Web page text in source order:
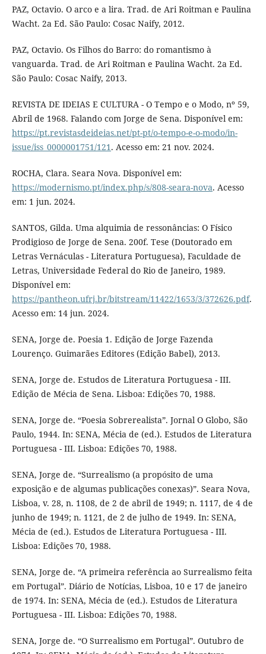
PAZ, Octavio. O arco e a lira. Trad. de Ari Roitman e Paulina
Wacht. 2a Ed. São Paulo: Cosac Naify, 2012.
PAZ, Octavio. Os Filhos do Barro: do romantismo à
vanguarda. Trad. de Ari Roitman e Paulina Wacht. 2a Ed.
São Paulo: Cosac Naify, 2013.
REVISTA DE IDEIAS E CULTURA - O Tempo e o Modo, nº 59,
Abril de 1968. Falando com Jorge de Sena. Disponível em:
https://pt.revistasdeideias.net/pt-pt/o-tempo-e-o-modo/in-
issue/iss_0000001751/121. Acesso em: 21 nov. 2024.
ROCHA, Clara. Seara Nova. Disponível em:
https://modernismo.pt/index.php/s/808-seara-nova. Acesso
em: 1 jun. 2024.
SANTOS, Gilda. Uma alquimia de ressonâncias: O Físico
Prodigioso de Jorge de Sena. 200f. Tese (Doutorado em
Letras Vernáculas - Literatura Portuguesa), Faculdade de
Letras, Universidade Federal do Rio de Janeiro, 1989.
Disponível em:
https://pantheon.ufrj.br/bitstream/11422/1653/3/372626.pdf.
Acesso em: 14 jun. 2024.
SENA, Jorge de. Poesia 1. Edição de Jorge Fazenda
Lourenço. Guimarães Editores (Edição Babel), 2013.
SENA, Jorge de. Estudos de Literatura Portuguesa - III.
Edição de Mécia de Sena. Lisboa: Edições 70, 1988.
SENA, Jorge de. “Poesia Sobrerealista”. Jornal O Globo, São
Paulo, 1944. In: SENA, Mécia de (ed.). Estudos de Literatura
Portuguesa - III. Lisboa: Edições 70, 1988.
SENA, Jorge de. “Surrealismo (a propósito de uma
exposição e de algumas publicações conexas)”. Seara Nova,
Lisboa, v. 28, n. 1108, de 2 de abril de 1949; n. 1117, de 4 de
junho de 1949; n. 1121, de 2 de julho de 1949. In: SENA,
Mécia de (ed.). Estudos de Literatura Portuguesa - III.
Lisboa: Edições 70, 1988.
SENA, Jorge de. “A primeira referência ao Surrealismo feita
em Portugal”. Diário de Notícias, Lisboa, 10 e 17 de janeiro
de 1974. In: SENA, Mécia de (ed.). Estudos de Literatura
Portuguesa - III. Lisboa: Edições 70, 1988.
SENA, Jorge de. “O Surrealismo em Portugal”. Outubro de